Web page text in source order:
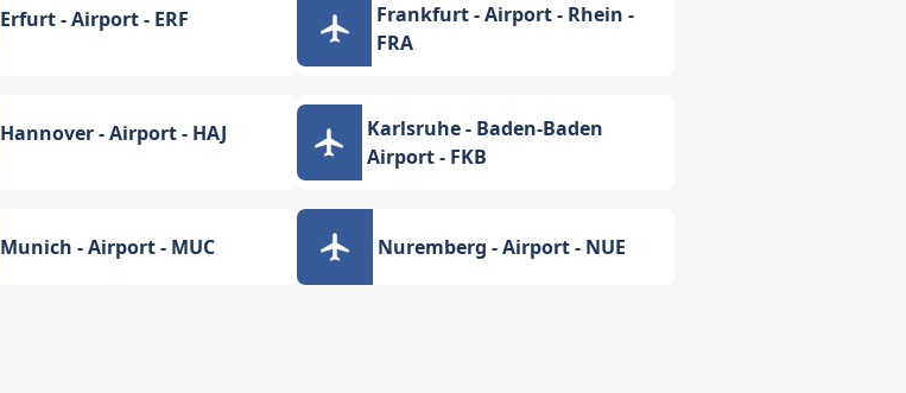
Erfurt - Airport - ERF
Frankfurt - Airport - Rhein -
FRA
Hannover - Airport - HAJ
Karlsruhe - Baden-Baden
Airport - FKB
Munich - Airport - MUC Nuremberg - Airport - NUE